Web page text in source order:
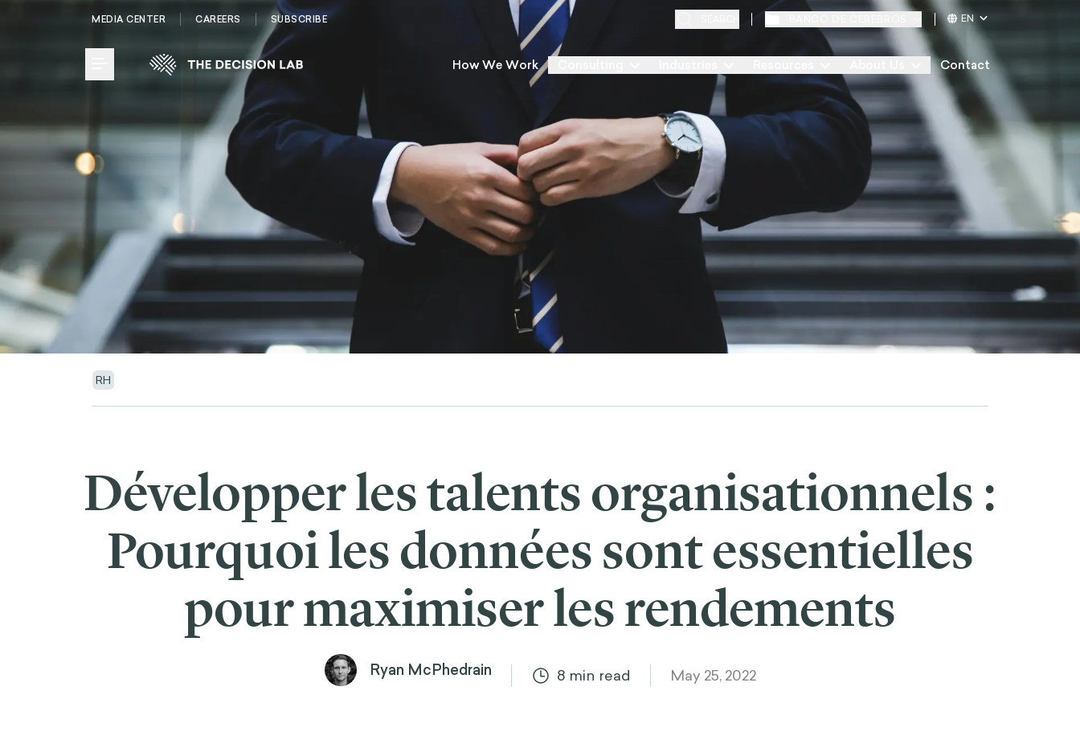
MEDIA CENTER CAREERS SUBSCRIBE EN
Toggle Menu How We Work Contact
RH
Développer les talents organisationnels :
Pourquoi les données sont essentielles
pour maximiser les rendements
Ryan McPhedrain 8 min read May 25, 2022